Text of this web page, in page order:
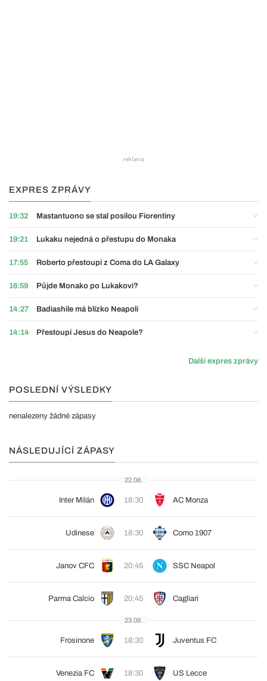
EXPRES ZPRÁVY
19:32 Mastantuono se stal posilou Fiorentiny
19:21 Lukaku nejedná o přestupu do Monaka
17:55 Roberto přestoupí z Coma do LA Galaxy
16:59 Půjde Monako po Lukakovi?
14:27 Badiashile má blízko Neapoli
14:14 Přestoupí Jesus do Neapole?
Další expres zprávy
POSLEDNÍ VÝSLEDKY
nenalezeny žádné zápasy
NÁSLEDUJÍCÍ ZÁPASY
22.08.
Inter Milán 18:30 AC Monza
Udinese 18:30 Como 1907
Janov CFC 20:45 SSC Neapol
Parma Calcio 20:45 Cagliari
23.08.
Frosinone 18:30 Juventus FC
Venezia FC 18:30 US Lecce